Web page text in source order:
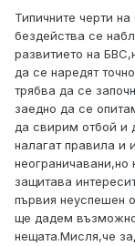
Типичните черти
бездейства се
развитието на
да се наредят
трябва да се
заедно да се
да свирим отбой и
налагат правила и
неограничавани,но
защитава
първия неуспешен
ще дадем
нещата.Мисля,че